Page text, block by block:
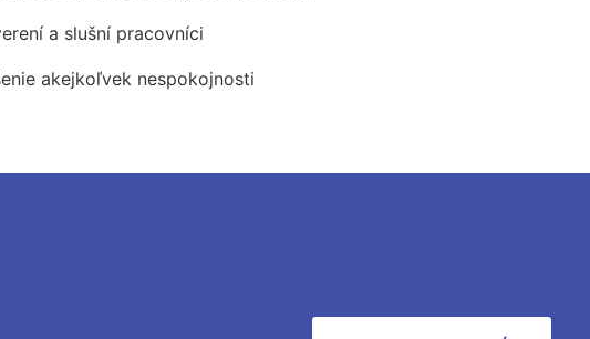
a slušní pracovníci
akejkoľvek nespokojnosti